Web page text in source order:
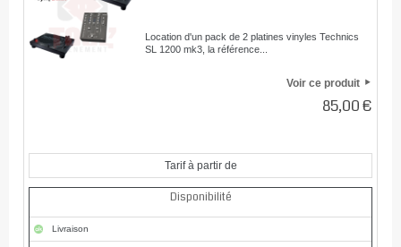
Location d'un pack de 2 platines vinyles Technics
SL 1200 mk3, la référence...
Voir ce produit
85,00 €
Tarif à partir de
Disponibilité
Livraison